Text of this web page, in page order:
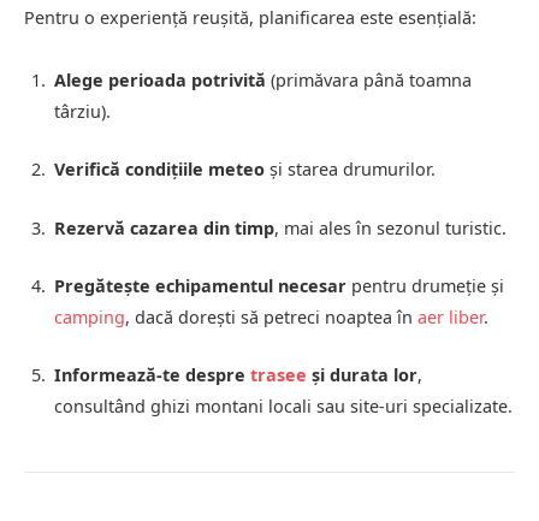
Pentru o experiență reușită, planificarea este esențială:
Alege perioada potrivită (primăvara până toamna
târziu).
Verifică condițiile meteo și starea drumurilor.
Rezervă cazarea din timp, mai ales în sezonul turistic.
Pregătește echipamentul necesar pentru drumeție și
camping, dacă dorești să petreci noaptea în aer liber.
Informează-te despre trasee și durata lor,
consultând ghizi montani locali sau site-uri specializate.